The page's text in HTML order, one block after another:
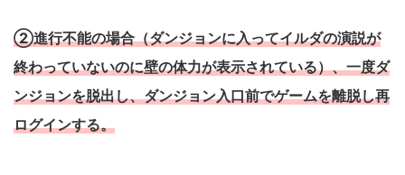
②進行不能の場合（ダンジョンに入ってイルダの演説が
終わっていないのに壁の体力が表示されている）、一度ダ
ンジョンを脱出し、ダンジョン入口前でゲームを離脱し再
ログインする。